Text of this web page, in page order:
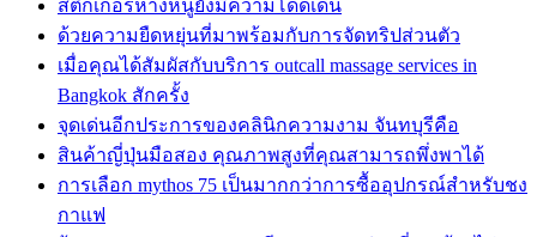
สติ๊กเกอร์หางหนูยังมีความโดดเด่น
ด้วยความยืดหยุ่นที่มาพร้อมกับการจัดทริปส่วนตัว
เมื่อคุณได้สัมผัสกับบริการ outcall massage services in
Bangkok สักครั้ง
จุดเด่นอีกประการของคลินิกความงาม จันทบุรีคือ
สินค้าญี่ปุ่นมือสอง คุณภาพสูงที่คุณสามารถพึ่งพาได้
การเลือก mythos 75 เป็นมากกว่าการซื้ออุปกรณ์สำหรับชง
กาแฟ